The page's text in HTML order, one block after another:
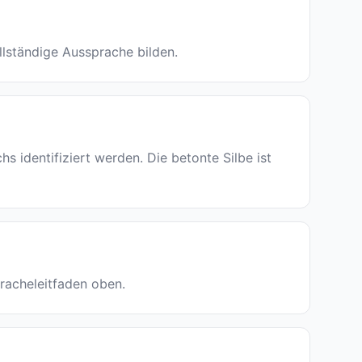
Aussprache bilden.
identifiziert werden. Die betonte Silbe ist
oben.